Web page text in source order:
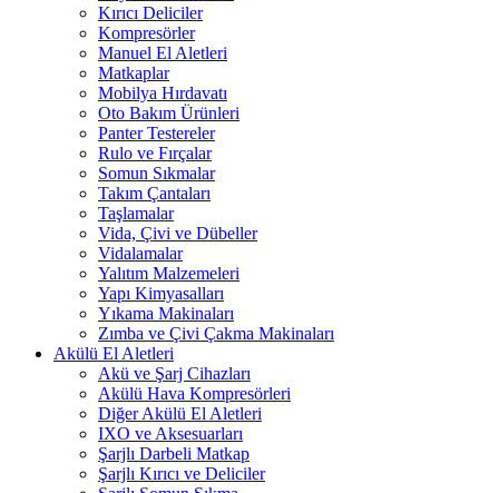
Kırıcı Deliciler
Kompresörler
Manuel El Aletleri
Matkaplar
Mobilya Hırdavatı
Oto Bakım Ürünleri
Panter Testereler
Rulo ve Fırçalar
Somun Sıkmalar
Takım Çantaları
Taşlamalar
Vida, Çivi ve Dübeller
Vidalamalar
Yalıtım Malzemeleri
Yapı Kimyasalları
Yıkama Makinaları
Zımba ve Çivi Çakma Makinaları
Akülü El Aletleri
Akü ve Şarj Cihazları
Akülü Hava Kompresörleri
Diğer Akülü El Aletleri
IXO ve Aksesuarları
Şarjlı Darbeli Matkap
Şarjlı Kırıcı ve Deliciler